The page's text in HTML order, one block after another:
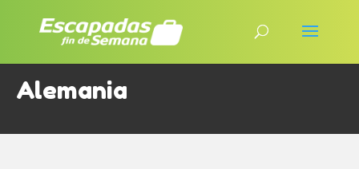
Alemania